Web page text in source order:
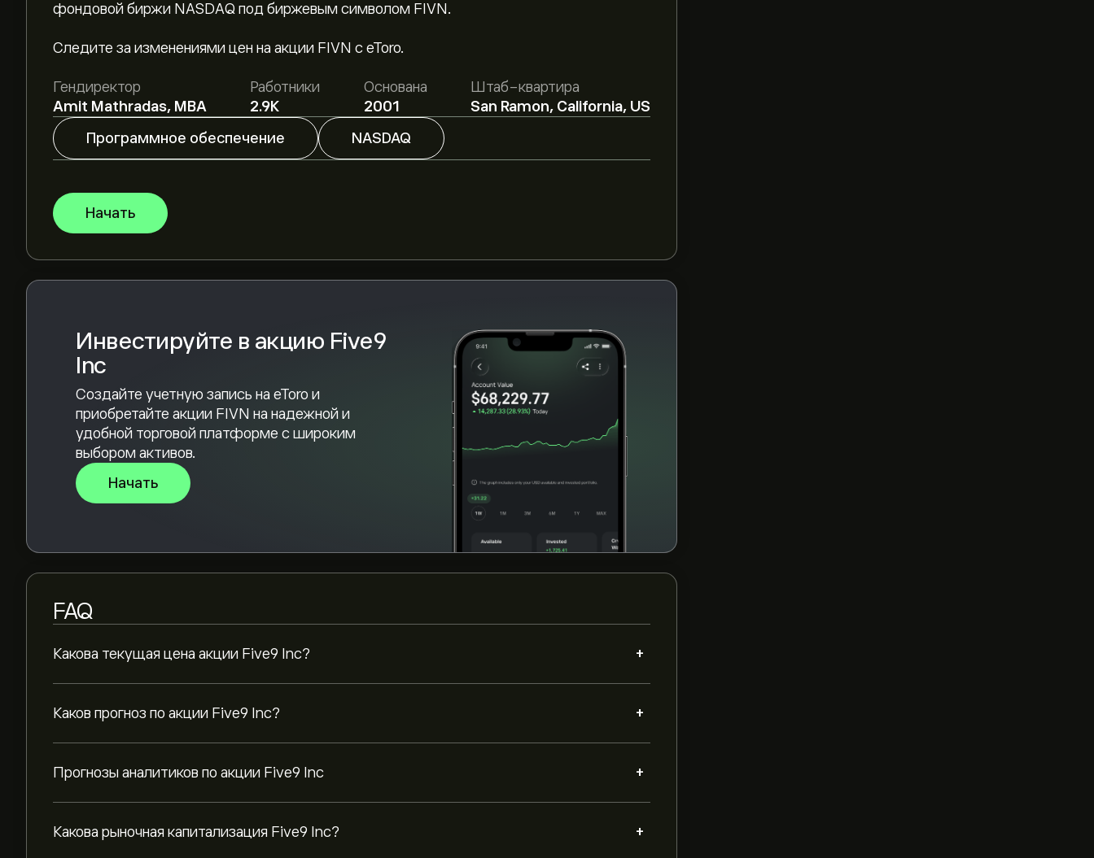
фондовой биржи NASDAQ под биржевым символом FIVN.
Следите за изменениями цен на акции FIVN с eToro.
Гендиректор
Amit Mathradas, MBA
Работники
2.9K
Основана
2001
Штаб-квартира
San Ramon, California, US
Программное обеспечение
NASDAQ
Начать
Инвестируйте в акцию Five9
Inc
Создайте учетную запись на eToro и
приобретайте акции FIVN на надежной и
удобной торговой платформе с широким
выбором активов.
Начать
FAQ
Какова текущая цена акции Five9 Inc? +
Текущая цена акции FIVN составляет 29.60‎$‎.
Каков прогноз по акции Five9 Inc? +
Средняя целевая цена акции Five9 Inc составляет 29.60‎$‎. Зарегистрируйтесь
чтобы получить подробные прогнозы и целевые цены от аналитиков.
Прогнозы аналитиков по акции Five9 Inc +
Аналитики предоставляют прогнозы по акции Five9 Inc, основываясь на рыночных
тенденциях, финансовых отчетах и предполагаемом росте. Ознакомьтесь с последним
Какова рыночная капитализация Five9 Inc? +
Рыночная капитализация Five9 Inc — это 2.27B‎$‎